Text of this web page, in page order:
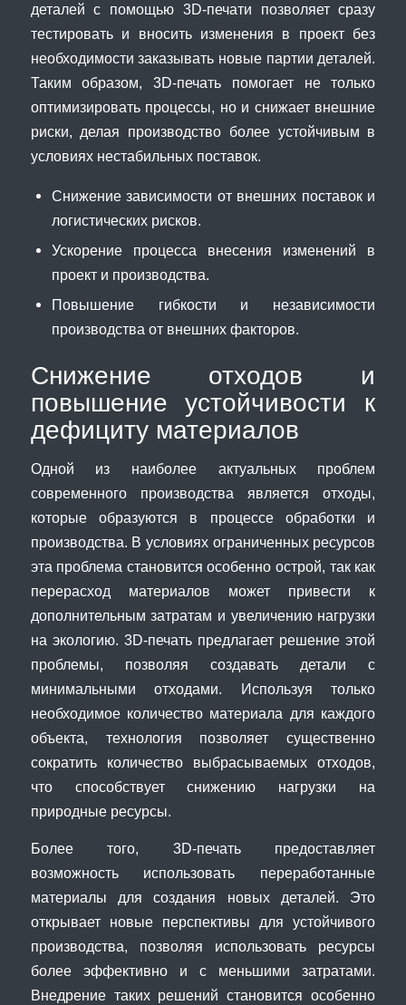
деталей с помощью 3D-печати позволяет сразу
тестировать и вносить изменения в проект без
необходимости заказывать новые партии деталей.
Таким образом, 3D-печать помогает не только
оптимизировать процессы, но и снижает внешние
риски, делая производство более устойчивым в
условиях нестабильных поставок.
Снижение зависимости от внешних поставок и
логистических рисков.
Ускорение процесса внесения изменений в
проект и производства.
Повышение гибкости и независимости
производства от внешних факторов.
Снижение отходов и
повышение устойчивости к
дефициту материалов
Одной из наиболее актуальных проблем
современного производства является отходы,
которые образуются в процессе обработки и
производства. В условиях ограниченных ресурсов
эта проблема становится особенно острой, так как
перерасход материалов может привести к
дополнительным затратам и увеличению нагрузки
на экологию. 3D-печать предлагает решение этой
проблемы, позволяя создавать детали с
минимальными отходами. Используя только
необходимое количество материала для каждого
объекта, технология позволяет существенно
сократить количество выбрасываемых отходов,
что способствует снижению нагрузки на
природные ресурсы.
Более того, 3D-печать предоставляет
возможность использовать переработанные
материалы для создания новых деталей. Это
открывает новые перспективы для устойчивого
производства, позволяя использовать ресурсы
более эффективно и с меньшими затратами.
Внедрение таких решений становится особенно